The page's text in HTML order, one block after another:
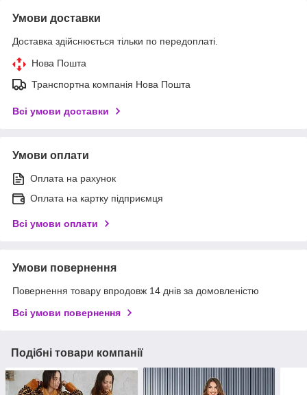
Умови доставки
Доставка здійснюється тільки по передоплаті.
Нова Пошта
Транспортна компанія Нова Пошта
Всі умови доставки
Умови оплати
Оплата на рахунок
Оплата на картку підприємця
Всі умови оплати
Умови повернення
Повернення товару впродовж 14 днів за домовленістю
Всі умови повернення
Подібні товари компанії